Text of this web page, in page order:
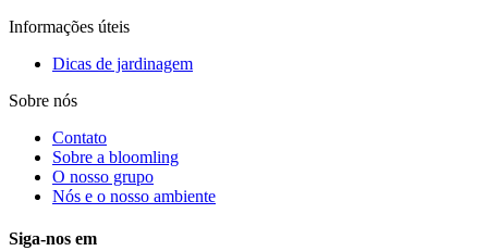
Informações úteis
Dicas de jardinagem
Sobre nós
Contato
Sobre a bloomling
O nosso grupo
Nós e o nosso ambiente
Siga-nos em